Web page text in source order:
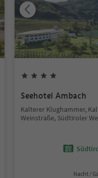
Seehotel Ambach
Kalterer Klughammer,
Weinstraße, Südtiroler
Nacht /